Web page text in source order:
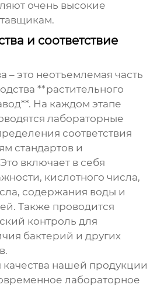
очень высокие
и соответствие
– это неотъемлемая часть
**растительного
На каждом этапе
лабораторные
соответствия
стандартов и
включает в себя
кислотного числа,
содержания воды и
Также проводится
контроль для
бактерий и других
нашей продукции
лабораторное